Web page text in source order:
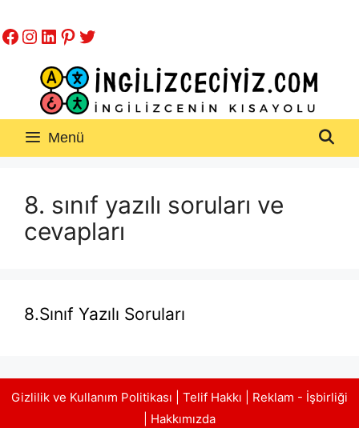
atla
Facebook
Instagram
LinkedIn
Pinterest
Twitter
Menü
8. sınıf yazılı soruları ve
cevapları
8.Sınıf Yazılı Soruları
Gizlilik ve Kullanım Politikası Telif Hakkı
Reklam - İşbirliği
Hakkımızda